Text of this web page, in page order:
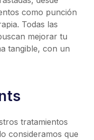
como punción
Todas las
mejorar tu
tangible, con un
tratamientos
consideramos que